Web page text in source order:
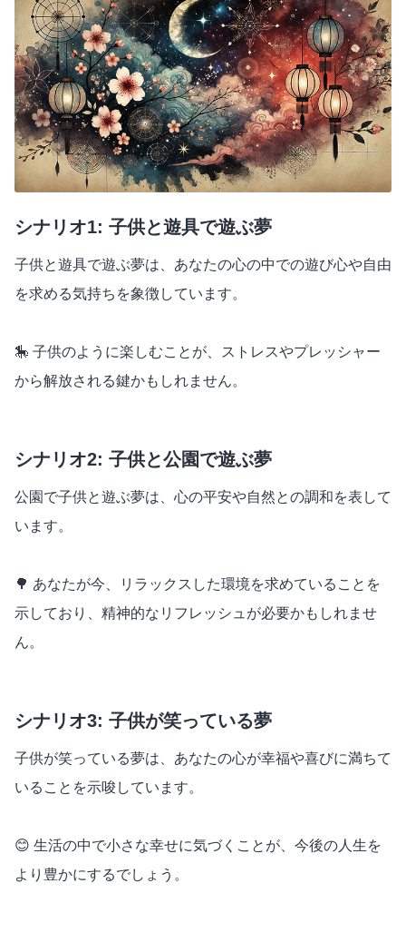
シナリオ1: 子供と遊具で遊ぶ夢
子供と遊具で遊ぶ夢は、あなたの心の中での遊び心や自由
を求める気持ちを象徴しています。
🎠 子供のように楽しむことが、ストレスやプレッシャー
から解放される鍵かもしれません。
シナリオ2: 子供と公園で遊ぶ夢
公園で子供と遊ぶ夢は、心の平安や自然との調和を表して
います。
🌳 あなたが今、リラックスした環境を求めていることを
示しており、精神的なリフレッシュが必要かもしれませ
ん。
シナリオ3: 子供が笑っている夢
子供が笑っている夢は、あなたの心が幸福や喜びに満ちて
いることを示唆しています。
😊 生活の中で小さな幸せに気づくことが、今後の人生を
より豊かにするでしょう。